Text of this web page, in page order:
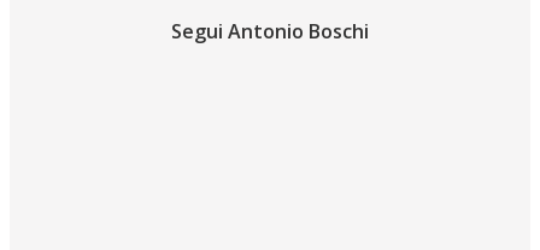
Segui Antonio Boschi